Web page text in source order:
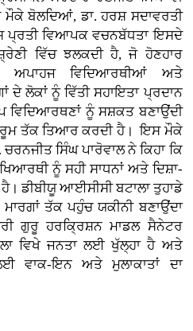
ਬੋਲਦਿਆਂ, ਡਾ. ਹਰਸ਼ ਸਦਾਵਰਤੀ
ਪ੍ਰਤੀ ਵਿਆਪਕ ਵਚਨਬੱਧਤਾ ਇਸਦੇ
ਵਿੱਚ ਝਲਕਦੀ ਹੈ, ਜੋ ਹੋਣਹਾਰ
ਅਪਾਹਜ ਵਿਦਿਆਰਥੀਆਂ ਅਤੇ
ਲੋਕਾਂ ਨੂੰ ਵਿੱਤੀ ਸਹਾਇਤਾ ਪ੍ਰਦਾਨ
ਵਿਦਿਆਰਥਣਾਂ ਨੂੰ ਸਸ਼ਕਤ ਬਣਾਉਂਦੀ
ਤੱਕ ਤਿਆਰ ਕਰਦੀ ਹੈ। ਇਸ ਮੌਕੇ
ਸਿੰਘ ਪਾਰੋਵਾਲ ਨੇ ਕਿਹਾ ਕਿ
ਨੂੰ ਸਹੀ ਸਾਧਨਾਂ ਅਤੇ ਦਿਸ਼ਾ-
ਡੀਬੀਯੂ ਆਈਸੀਸੀ ਬਟਾਲਾ ਤੁਹਾਡੇ
ਤੱਕ ਪਹੁੰਚ ਯਕੀਨੀ ਬਣਾਉਂਦਾ
ਗੁਰੂ ਹਰਕ੍ਰਿਸ਼ਨ ਮਾਡਲ ਸੈਨੇਟਰ
ਵਿਖੇ ਜਨਤਾ ਲਈ ਖੁੱਲ੍ਹਾ ਹੈ ਅਤੇ
ਵਾਕ-ਇਨ ਅਤੇ ਮੁਲਾਕਾਤਾਂ ਦਾ